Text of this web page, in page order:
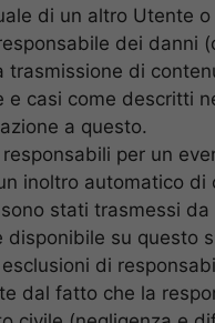
di un altro Utente
dei
trasmissione di
e casi come descritti
a questo.
per un
inoltro automatico
stati trasmessi
disponibile su questo
di
dal fatto che la